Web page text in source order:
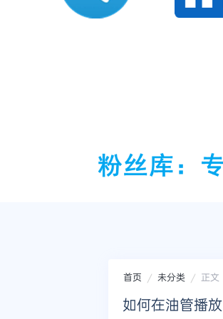
首页 未分类 正文
如何在油管播